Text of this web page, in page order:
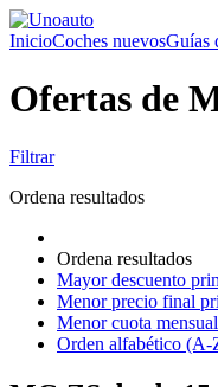
InicioCoches nuevosGuías
Ofertas de
Filtrar
Ordena resultados
Ordena resultados
Mayor descuento
Menor precio final
Menor cuota
Orden alfabético (A-